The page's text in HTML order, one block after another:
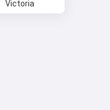
Victoria